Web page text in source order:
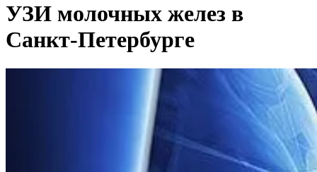
УЗИ молочных желез в
Санкт-Петербурге